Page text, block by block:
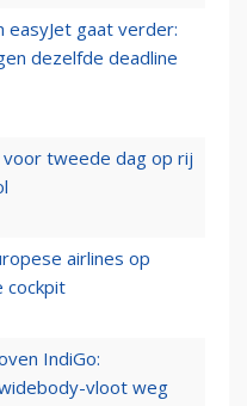
easyJet gaat verder:
dezelfde deadline
tweede dag op rij
airlines op
cockpit
IndiGo:
vloot weg